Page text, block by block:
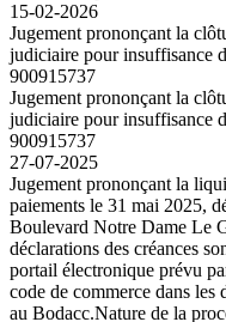
15-02-2026
Jugement prononçant la
judiciaire pour insuffisance
900915737
Jugement prononçant la
judiciaire pour insuffisance
900915737
27-07-2025
Jugement prononçant la
paiements le 31 mai 2025,
Boulevard Notre Dame Le
déclarations des créances
portail électronique prévu
code de commerce dans
au Bodacc.Nature de la